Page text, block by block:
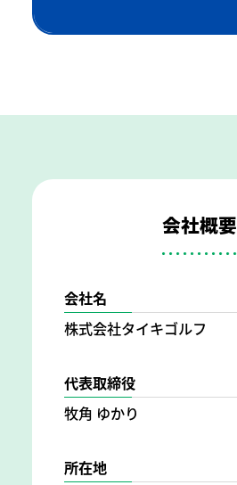
会社概要
会社名
株式会社タイキゴルフ
代表取締役
牧角 ゆかり
所在地